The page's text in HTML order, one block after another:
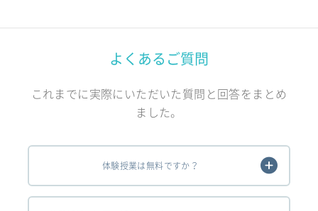
よくあるご質問
これまでに実際にいただいた質問と回答をまとめ
ました。
体験授業は無料ですか？